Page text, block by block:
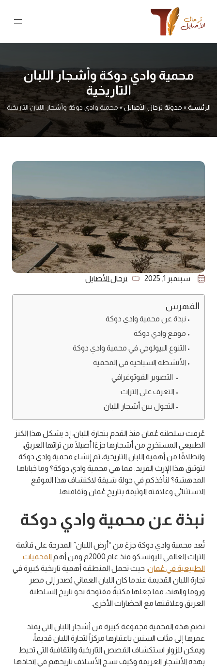
المحتوى
محمية وادي دوكة وأشجار اللبان
التاريخية
الرئيسية» مدونة ترحال الأصايل»محمية وادي دوكة وأشجار اللبان التاريخية
سبتمبر 1, 2025 ترحال الأصايل
الفهرس
نبذة عن محمية وادي دوكة
موقع وادي دوكة
التنوع البيولوجي في محمية وادي دوكة
الأنشطة السياحية في المحمية
التعرف على التراث
التجول بين أشجار اللبان
عُرفت سلطنة عُمان منذ القدم بتجارة اللبان، إذ يشكل هذا الكنز
الطبيعي المستخرج من أشجارها جزءًا أصيلًا من تراثها العريق،
وانطلاقًا من أهمية اللبان التاريخية، تم إنشاء محمية وادي دوكة
لتوثيق هذا الإرث الفريد. فما هي محمية وادي دوكة؟ وما خباياها
المدهشة؟ لنأخذكم في جولة شيقة لاكتشاف هذا الموقع
الاستثنائي وعلاقته الوثيقة بتاريخ عُمان وثقافتها.
نبذة عن محمية وادي دوكة
تُعد محمية وادي دوكة جزءً من “أرض اللبان” المدرجة على قائمة
التراث العالمي لليونسكو منذ عام 2000م ومن أهم
المحميات
الطبيعية في عُمان، حيث تحمل المنطقة أهمية تاريخية كبيرة في
تجارة اللبان القديمة عندما كان اللبان العماني يُصدر إلى مصر
وروما والهند، مما جعلها مكتبةً مفتوحة نحو تاريخ السلطنة
العريق وعلاقتها مع الحضارات الأخرى.
تضم هذه المحمية مجموعة كبيرة من أشجار اللبان التي يمتد
عمرها إلى مئات السنين باعتبارها مركزاً لتجارة اللبان قديماً،
ويمكن للزوار استكشاف القصص التاريخية والثقافية التي تحيط
بهذه الأشجار العريقة وكيف نسج الأسلاف تاريخهم في اتخاذها